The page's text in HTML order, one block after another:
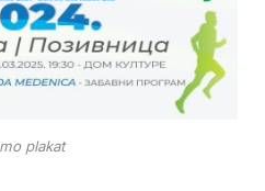
plakat